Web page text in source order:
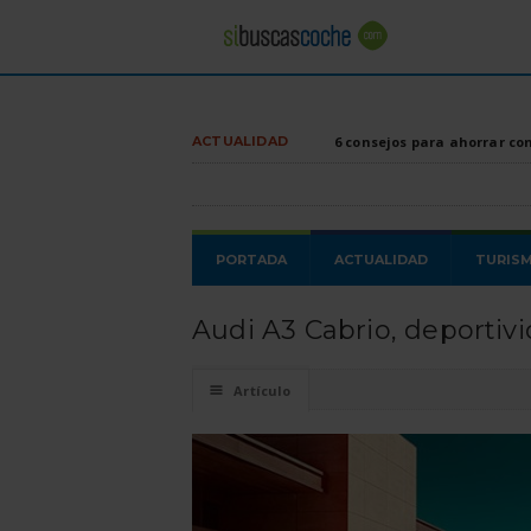
ACTUALIDAD 6 consejos para ahorrar
PORTADA ACTUALIDAD
Audi A3 Cabrio,
☰ Artículo